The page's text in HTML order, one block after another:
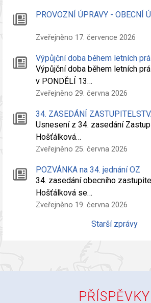
PROVOZNÍ ÚPRAVY - OBECNÍ
Zveřejněno 17. července 2026
Výpůjční doba během letních
Výpůjční doba během letních
v PONDĚLÍ 13…
Zveřejněno 29. června 2026
34. ZASEDÁNÍ
Usnesení z 34. zasedání
Hošťálková…
Zveřejněno 25. června 2026
POZVÁNKA na 34. jednání OZ
34. zasedání obecního
Hošťálková se…
Zveřejněno 19. června 2026
Starší zprávy
PŘÍSPĚVKY